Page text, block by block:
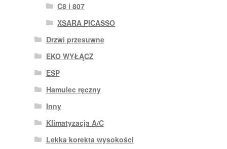
C8 i 807
XSARA PICASSO
Drzwi przesuwne
EKO WYŁĄCZ
ESP
Hamulec ręczny
Inny
Klimatyzacja A/C
Lekka korekta wysokości